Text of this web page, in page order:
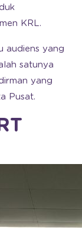
KRL.
audiens yang
satunya
yang
Pusat.